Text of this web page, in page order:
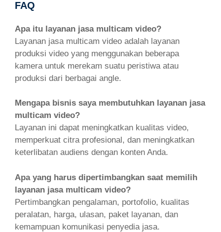
FAQ
Apa itu layanan jasa multicam video?
Layanan jasa multicam video adalah layanan
produksi video yang menggunakan beberapa
kamera untuk merekam suatu peristiwa atau
produksi dari berbagai angle.
Mengapa bisnis saya membutuhkan layanan jasa
multicam video?
Layanan ini dapat meningkatkan kualitas video,
memperkuat citra profesional, dan meningkatkan
keterlibatan audiens dengan konten Anda.
Apa yang harus dipertimbangkan saat memilih
layanan jasa multicam video?
Pertimbangkan pengalaman, portofolio, kualitas
peralatan, harga, ulasan, paket layanan, dan
kemampuan komunikasi penyedia jasa.